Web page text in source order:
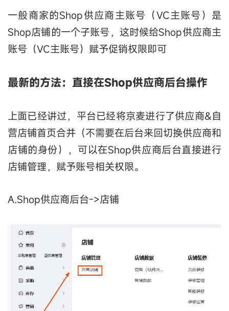
一般商家的Shop供应商主账号（VC主账号）是
Shop店铺的一个子账号，这时候给Shop供应商主
账号（VC主账号）赋予促销权限即可
最新的方法：直接在Shop供应商后台操作
上面已经讲过，平台已经将京麦进行了供应商&自
营店铺首页合并（不需要在后台来回切换供应商和
店铺的身份），可以在Shop供应商后台直接进行
店铺管理，赋予账号相关权限。
A.Shop供应商后台->店铺